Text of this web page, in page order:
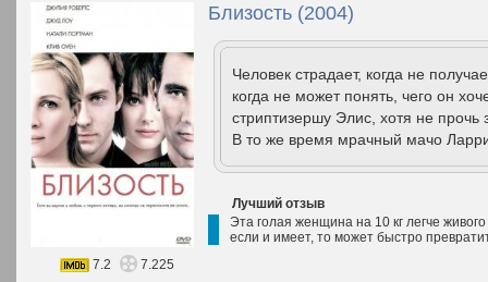
Близость (2004)
Человек страдает, когда не
когда не может понять, чего он
стриптизершу Элис, хотя не
В то же время мрачный мачо
Лучший отзыв
Эта голая женщина на 10 кг легче
если и имеет, то может быстро
7.2
7.225